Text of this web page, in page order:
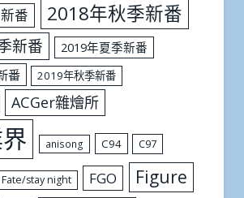
番 2018年秋季新番
新番
2019年夏季新番
番
2019年秋季新番
ACGer雜燴所
anisong C94 C97
Fate/stay night FGO Figure